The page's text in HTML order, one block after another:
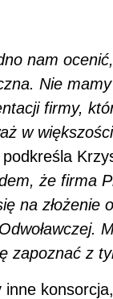
nam
Nie
firmy,
w
podkreśla
że firma
na złożenie
zapoznać z